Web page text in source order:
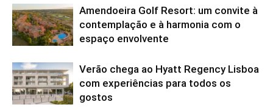
Amendoeira Golf Resort: um convite à
contemplação e à harmonia com o
espaço envolvente
Verão chega ao Hyatt Regency Lisboa
com experiências para todos os
gostos